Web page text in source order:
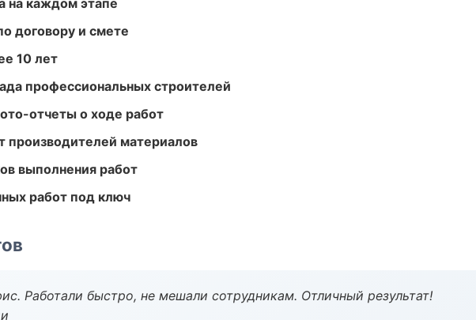
на каждом этапе
договору и смете
10 лет
профессиональных строителей
отчеты о ходе работ
производителей материалов
выполнения работ
работ под ключ
Работали быстро, не мешали сотрудникам. Отличный результат!